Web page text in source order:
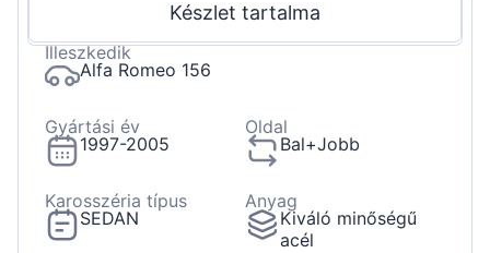
Készlet tartalma
Illeszkedik
Alfa Romeo 156
Gyártási év
1997-2005
Oldal
Bal+Jobb
Karosszéria típus
SEDAN
Anyag
Kiváló minőségű
acél